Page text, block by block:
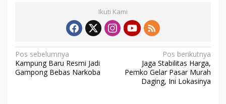
Ikuti Kami
N
a
Pos sebelumnya
Kampung Baru Resmi Jadi
Gampong Bebas Narkoba
Pos berikutnya
Jaga Stabilitas Harga,
Pemko Gelar Pasar Murah
Daging, Ini Lokasinya